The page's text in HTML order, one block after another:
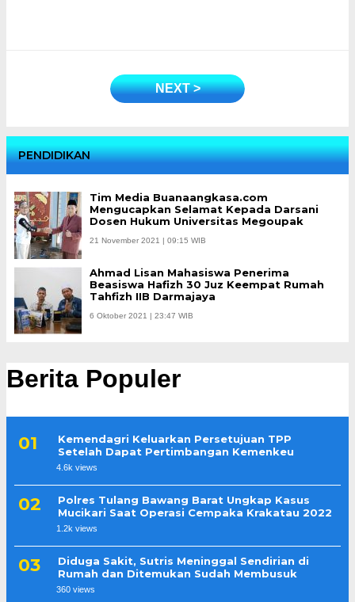
PENDIDIKAN
Tim Media Buanaangkasa.com
Mengucapkan Selamat Kepada Darsani
Dosen Hukum Universitas Megoupak
21 November 2021 | 09:15 WIB
Ahmad Lisan Mahasiswa Penerima
Beasiswa Hafizh 30 Juz Keempat Rumah
Tahfizh IIB Darmajaya
6 Oktober 2021 | 23:47 WIB
Berita Populer
Kemendagri Keluarkan Persetujuan TPP
Setelah Dapat Pertimbangan Kemenkeu
4.6k views
Polres Tulang Bawang Barat Ungkap Kasus
Mucikari Saat Operasi Cempaka Krakatau 2022
1.2k views
Diduga Sakit, Sutris Meninggal Sendirian di
Rumah dan Ditemukan Sudah Membusuk
360 views
NEXT >